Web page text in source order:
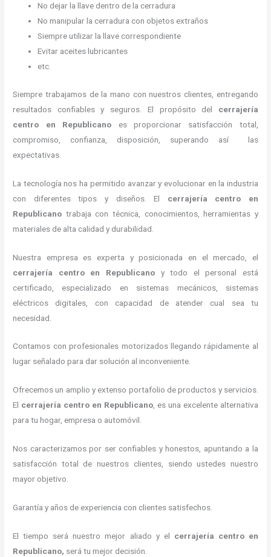
No dejar la llave dentro de la cerradura
No manipular la cerradura con objetos extraños
Siempre utilizar la llave correspondiente
Evitar aceites lubricantes
etc.
Siempre trabajamos de la mano con nuestros clientes, entregando
resultados confiables y seguros. El propósito del cerrajería
centro en Republicano es proporcionar satisfacción total,
compromiso, confianza, disposición, superando así las
expectativas.
La tecnología nos ha permitido avanzar y evolucionar en la industria
con diferentes tipos y diseños. El cerrajería centro en
Republicano trabaja con técnica, conocimientos, herramientas y
materiales de alta calidad y durabilidad.
Nuestra empresa es experta y posicionada en el mercado, el
cerrajería centroen Republicanoy todo el personal está
certificado, especializado en sistemas mecánicos, sistemas
eléctricos digitales, con capacidad de atender cual sea tu
necesidad.
Contamos con profesionales motorizados llegando rápidamente al
lugar señalado para dar solución al inconveniente.
Ofrecemos un amplio y extenso portafolio de productos y servicios.
El cerrajería centro en Republicano, es una excelente alternativa
para tu hogar, empresa o automóvil.
Nos caracterizamos por ser confiables y honestos, apuntando a la
satisfacción total de nuestros clientes, siendo ustedes nuestro
mayor objetivo.
Garantía y años de experiencia con clientes satisfechos.
El tiempo será nuestro mejor aliado y el cerrajería centroen
Republicano, será tu mejor decisión.